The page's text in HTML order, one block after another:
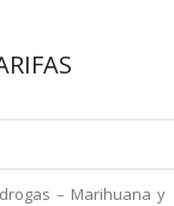
– Marihuana y